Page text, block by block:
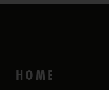
HOME